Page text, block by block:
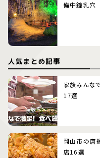
備中鐘乳穴
人気まとめ記事
家族みんな
17選
岡山市の唐
店16選